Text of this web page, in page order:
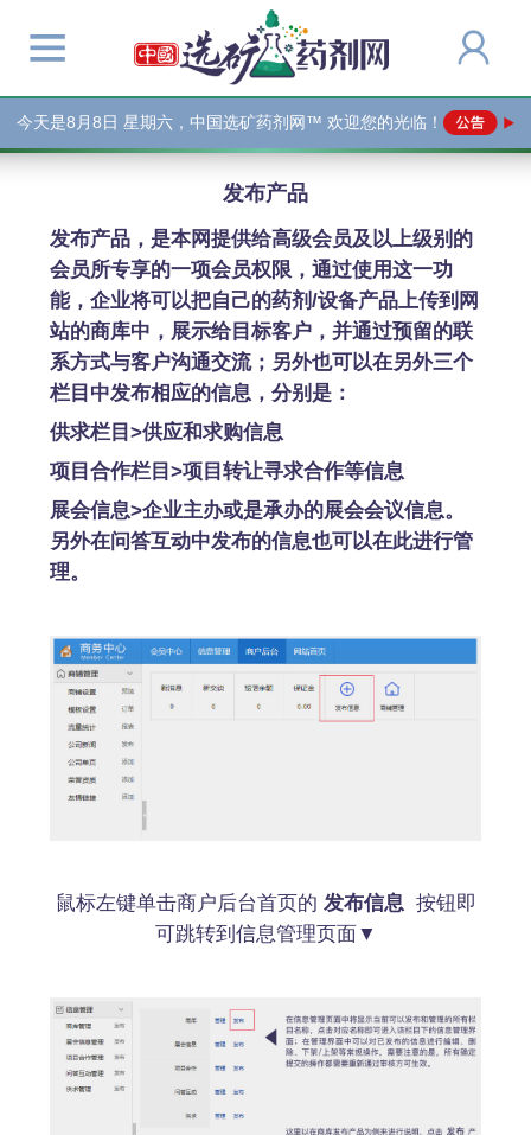
今天是8月8日 星期六，中国选矿药剂网™ 欢迎您的光临！
发布产品
发布产品，是本网提供给高级会员及以上级别的
会员所专享的一项会员权限，通过使用这一功
能，企业将可以把自己的药剂/设备产品上传到网
站的商库中，展示给目标客户，并通过预留的联
系方式与客户沟通交流；另外也可以在另外三个
栏目中发布相应的信息，分别是：
供求栏目>供应和求购信息
项目合作栏目>项目转让寻求合作等信息
展会信息>企业主办或是承办的展会会议信息。
另外在问答互动中发布的信息也可以在此进行管
理。
鼠标左键单击商户后台首页的 发布信息按钮即
可跳转到信息管理页面▼